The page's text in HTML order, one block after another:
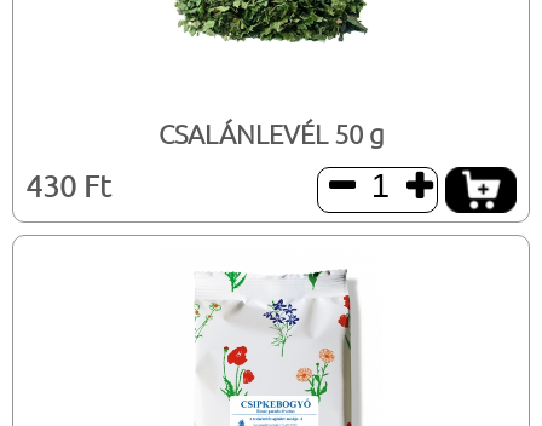
CSALÁNLEVÉL 50 g
430 Ft  